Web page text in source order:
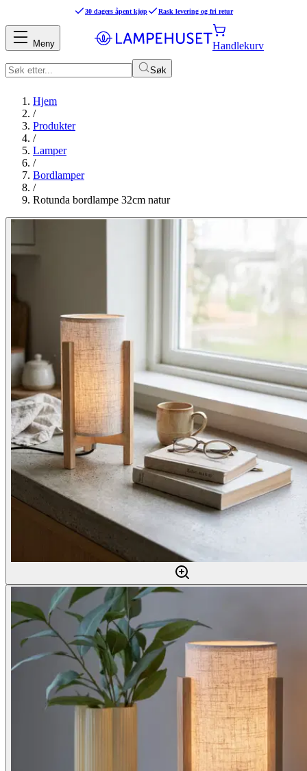
30 dagers åpent kjøp Rask levering og fri retur
Søk
Handlekurv
Meny
Hjem
/
Produkter
/
Lamper
/
Bordlamper
/
Rotunda bordlampe 32cm natur